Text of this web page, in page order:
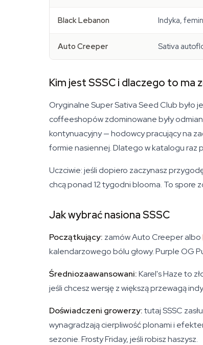
Black Lebanon Indyka,
Auto Creeper Sativa
Kim jest SSSC i dlaczego to ma
Oryginalne Super Sativa Seed Club było
coffeeshopów zdominowane były
kontynuacyjny — hodowcy pracujący na
formie nasiennej. Dlatego w katalogu raz
Uczciwie: jeśli dopiero zaczynasz
chcą ponad 12 tygodni blooma. To spore
Jak wybrać nasiona SSSC
Początkujący: zamów Auto Creeper albo
kalendarzowego bólu głowy. Purple OG
Średniozaawansowani:Karel's Haze to
jeśli chcesz wersję z większą przewagą
Doświadczeni growerzy:tutaj SSSC
wynagradzają cierpliwość plonami i
sezonie. Frosty Friday, jeśli robisz haszysz.